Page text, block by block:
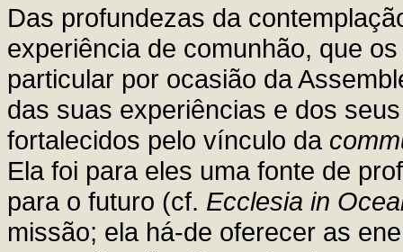
Das profundezas da
experiência de comunhão, que
particular por ocasião da
das suas experiências e dos
fortalecidos pelo vínculo da
Ela foi para eles uma fonte de
para o futuro (cf. Ecclesia in
missão; ela há-de oferecer as